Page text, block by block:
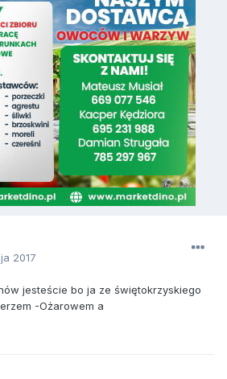
2017
jesteście bo ja ze świętokrzyskiego
-Ożarowem a